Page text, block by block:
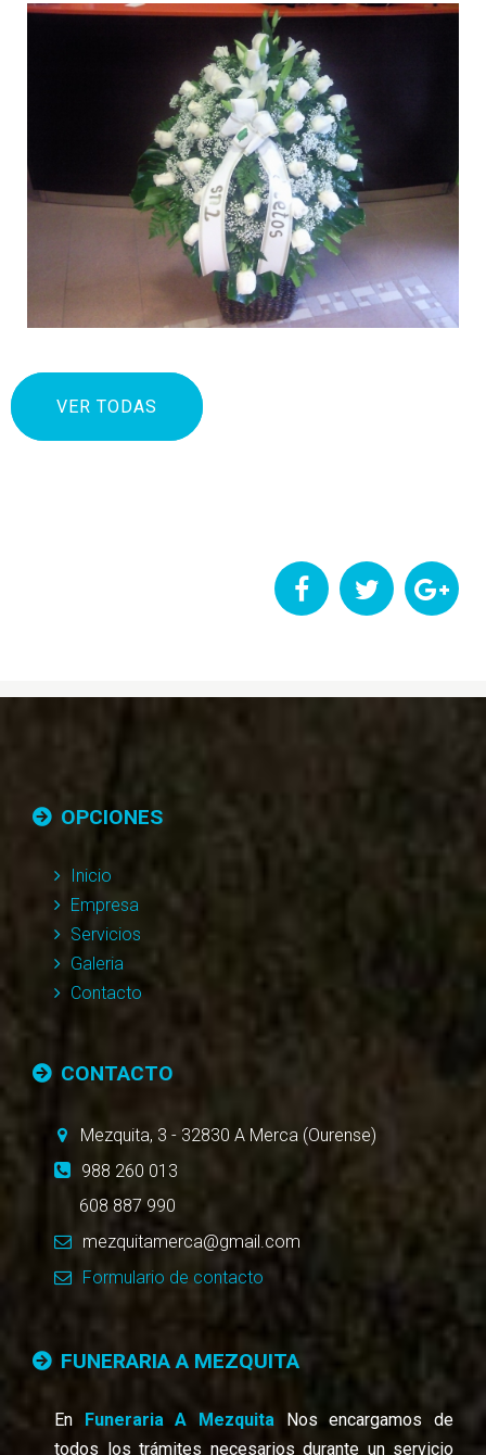
VER TODAS
OPCIONES
Inicio
Empresa
Servicios
Galeria
Contacto
CONTACTO
Mezquita, 3 - 32830 A Merca (Ourense)
988 260 013
608 887 990
mezquitamerca@gmail.com
Formulario de contacto
FUNERARIA A MEZQUITA
En Funeraria A Mezquita Nos encargamos de
todos los trámites necesarios durante un servicio